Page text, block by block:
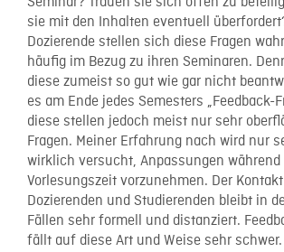
sie mit den Inhalten eventuell
Dozierende stellen sich diese Fragen
häufig im Bezug zu ihren Seminaren.
diese zumeist so gut wie gar nicht
es am Ende jedes Semesters „Feedback-
diese stellen jedoch meist nur sehr
Fragen. Meiner Erfahrung nach wird nur
wirklich versucht, Anpassungen während
Vorlesungszeit vorzunehmen. Der
Dozierenden und Studierenden bleibt in
Fällen sehr formell und distanziert.
fällt auf diese Art und Weise sehr schwer.